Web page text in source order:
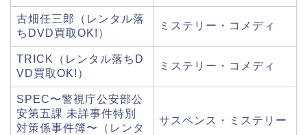
古畑任三郎（レンタル落
ちDVD買取OK!）
ミステリー・コメディ
TRICK（レンタル落ちD
VD買取OK!）
ミステリー・コメディ
SPEC〜警視庁公安部公
安第五課 未詳事件特別
対策係事件簿〜（レンタ
サスペンス・ミステリー